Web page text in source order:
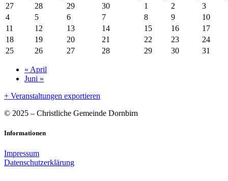
27
28 29 30 1 2
3
4
5 6 7 8 9
10
11
12 13 14 15 16
17
18
19 20 21 22 23
24
25
26 27 28 29 30 31
Kalender
Monatsnavigation
« April
Juni »
+ Veranstaltungen exportieren
© 2025 – Christliche Gemeinde Dornbirn
Informationen
Impressum
Datenschutzerklärung